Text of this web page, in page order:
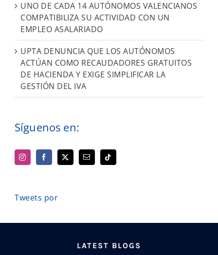
UNO DE CADA 14 AUTÓNOMOS VALENCIANOS
COMPATIBILIZA SU ACTIVIDAD CON UN
EMPLEO ASALARIADO
UPTA DENUNCIA QUE LOS AUTÓNOMOS
ACTÚAN COMO RECAUDADORES GRATUITOS
DE HACIENDA Y EXIGE SIMPLIFICAR LA
GESTIÓN DEL IVA
Síguenos en:
Tweets por
LATEST BLOGS